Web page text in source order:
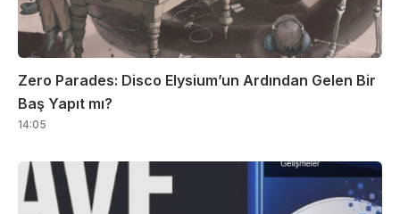
Zero Parades: Disco Elysium’un Ardından Gelen Bir
Baş Yapıt mı?
14:05